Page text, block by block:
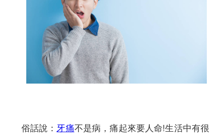
俗話說： 牙痛不是病，痛起來要人命!生活中有很